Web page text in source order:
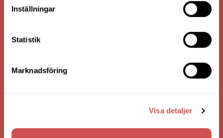
Inställningar
Statistik
Marknadsföring
Visa detaljer
Nilssons Möbler i Lammhult
363 44 Lammhult
Bankgiro: 275-4836